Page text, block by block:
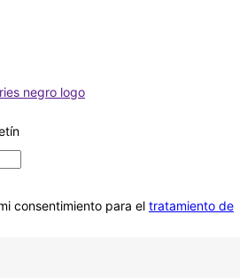
consentimiento para el tratamiento de